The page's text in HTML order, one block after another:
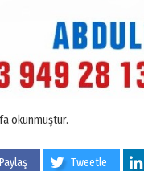
okunmuştur.
Tweetle